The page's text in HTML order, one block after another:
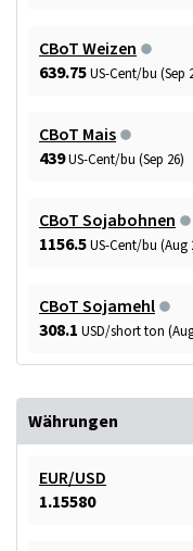
CBoT Weizen
639.75US-Cent/bu (Sep
CBoT Mais
439US-Cent/bu (Sep 26)
CBoT Sojabohnen
1156.5US-Cent/bu (Aug
CBoT Sojamehl
308.1 USD/short ton
Währungen
EUR/USD
1.15580